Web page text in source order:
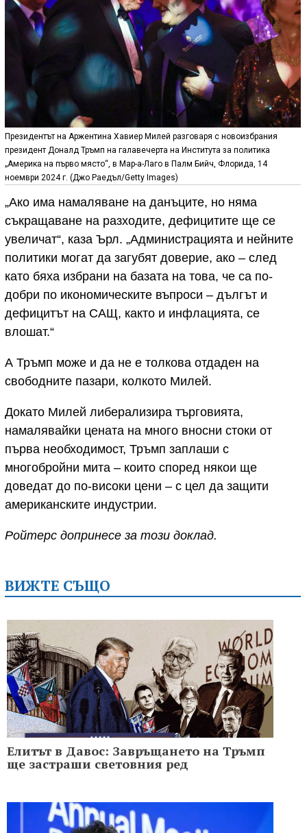
Президентът на Аржентина Хавиер Милей разговаря с новоизбрания
президент Доналд Тръмп на галавечерта на Института за политика
„Америка на първо място“, в Мар-а-Лаго в Палм Бийч, Флорида, 14
ноември 2024 г. (Джо Раедъл/Getty Images)
„Ако има намаляване на данъците, но няма
съкращаване на разходите, дефицитите ще се
увеличат“, каза Ърл. „Администрацията и нейните
политики могат да загубят доверие, ако – след
като бяха избрани на базата на това, че са по-
добри по икономическите въпроси – дългът и
дефицитът на САЩ, както и инфлацията, се
влошат.“
А Тръмп може и да не е толкова отдаден на
свободните пазари, колкото Милей.
Докато Милей либерализира търговията,
намалявайки цената на много вносни стоки от
първа необходимост, Тръмп заплаши с
многобройни мита – които според някои ще
доведат до по-високи цени – с цел да защити
американските индустрии.
Ройтерс допринесе за този доклад.
ВИЖТЕ СЪЩО
Елитът в Давос: Завръщането на Тръмп
ще застраши световния ред